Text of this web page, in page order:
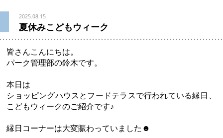
2025.08.15
夏休みこどもウィーク
皆さんこんにちは。
パーク管理部の鈴木です。
本日は
ショッピングハウスとフードテラスで行われている縁日、
こどもウィークのご紹介です♪
縁日コーナーは大変賑わっていました☻